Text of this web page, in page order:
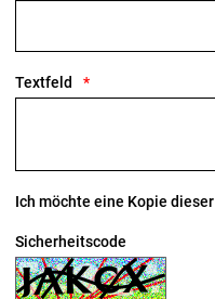
Textfeld
Ich möchte eine Kopie
Sicherheitscode